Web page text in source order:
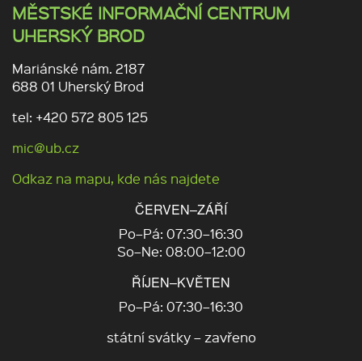
MĚSTSKÉ INFORMAČNÍ CENTRUM
UHERSKÝ BROD
Mariánské nám. 2187
688 01 Uherský Brod
tel: +420 572 805 125
mic@ub.cz
Odkaz na mapu, kde nás najdete
ČERVEN–ZÁŘÍ
Po–Pá: 07:30–16:30
So–Ne: 08:00–12:00
ŘÍJEN–KVĚTEN
Po–Pá: 07:30–16:30
státní svátky – zavřeno